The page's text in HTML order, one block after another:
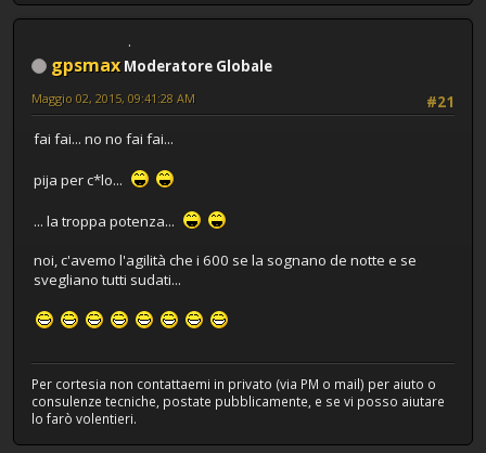
gpsmax Moderatore Globale
#21
Maggio 02, 2015, 09:41:28 AM
fai fai... no no fai fai...
pija per c*lo...
... la troppa potenza...
noi, c'avemo l'agilità che i 600 se la sognano de notte e se
svegliano tutti sudati...
Per cortesia non contattaemi in privato (via PM o mail) per aiuto o
consulenze tecniche, postate pubblicamente, e se vi posso aiutare
lo farò volentieri.